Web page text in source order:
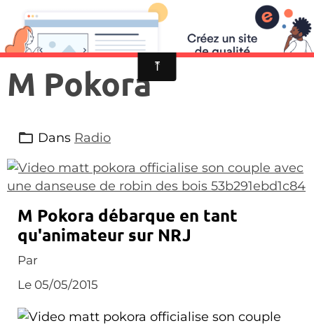
M Pokora
Dans Radio
M Pokora débarque en tant
qu'animateur sur NRJ
Par
Le 05/05/2015